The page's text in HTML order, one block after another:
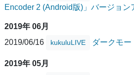
Encoder 2 (Android版)」バージョン
2019年 06月
2019/06/16
kukuluLIVE ダークモー
2019年 05月